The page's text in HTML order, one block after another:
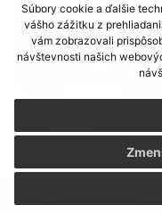
Súbory cookie a ďalšie
vášho zážitku z
vám zobrazovali
návštevnosti našich